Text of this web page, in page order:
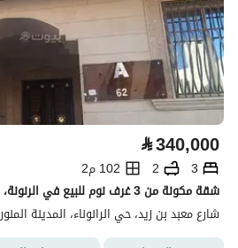
⃁340,000
3
2
102 م2
شقة مكونة من 3 غرف نوم للبيع في الرنونة، المدينة
شارع معبد بن زيد، حي الرانوناء، المدينة